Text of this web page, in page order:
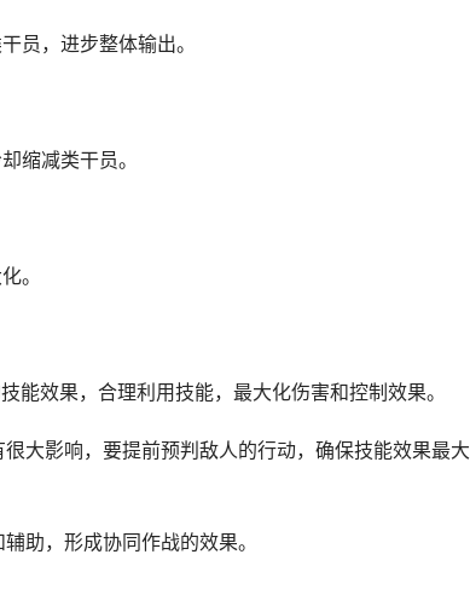
员，进步整体输出。
缩减类干员。
。
能效果，合理利用技能，最大化伤害和控制效果。
大影响，要提前预判敌人的行动，确保技能效果最大
助，形成协同作战的效果。